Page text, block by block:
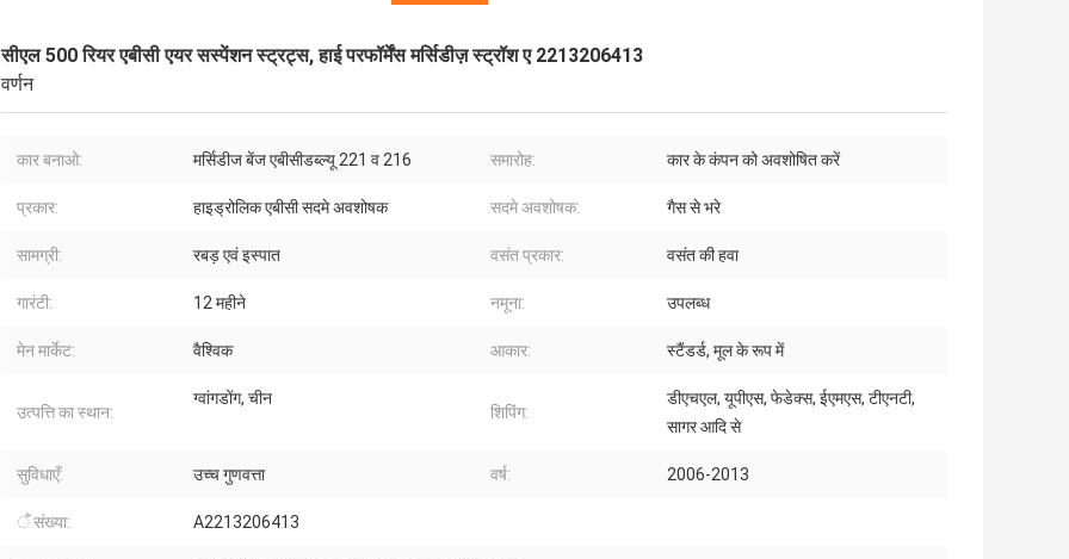
सीएल 500 रियर एबीसी एयर सस्पेंशन स्ट्रट्स, हाई परफॉर्मेंस मर्सिडीज़ स्ट्रॉश ए 2213206413
वर्णन
कार बनाओ: मर्सिडीज बेंज एबीसीडब्ल्यू 221 व 216 समारोह: कार के कंपन को अवशोषित करें
प्रकार: हाइड्रोलिक एबीसी सदमे अवशोषक सदमे अवशोषक: गैस से भरे
सामग्री: रबड़ एवं इस्पात वसंत प्रकार: वसंत की हवा
गारंटी: 12 महीने नमूना: उपलब्ध
मेन मार्केट: वैश्विक आकार: स्टैंडर्ड, मूल के रूप में
उत्पत्ति का स्थान:
ग्वांगडोंग, चीन
शिपिंग:
डीएचएल, यूपीएस, फेडेक्स, ईएमएस, टीएनटी,
सागर आदि से
सुविधाएँ: उच्च गुणवत्ता वर्ष: 2006-2013
ँ संख्या: A2213206413